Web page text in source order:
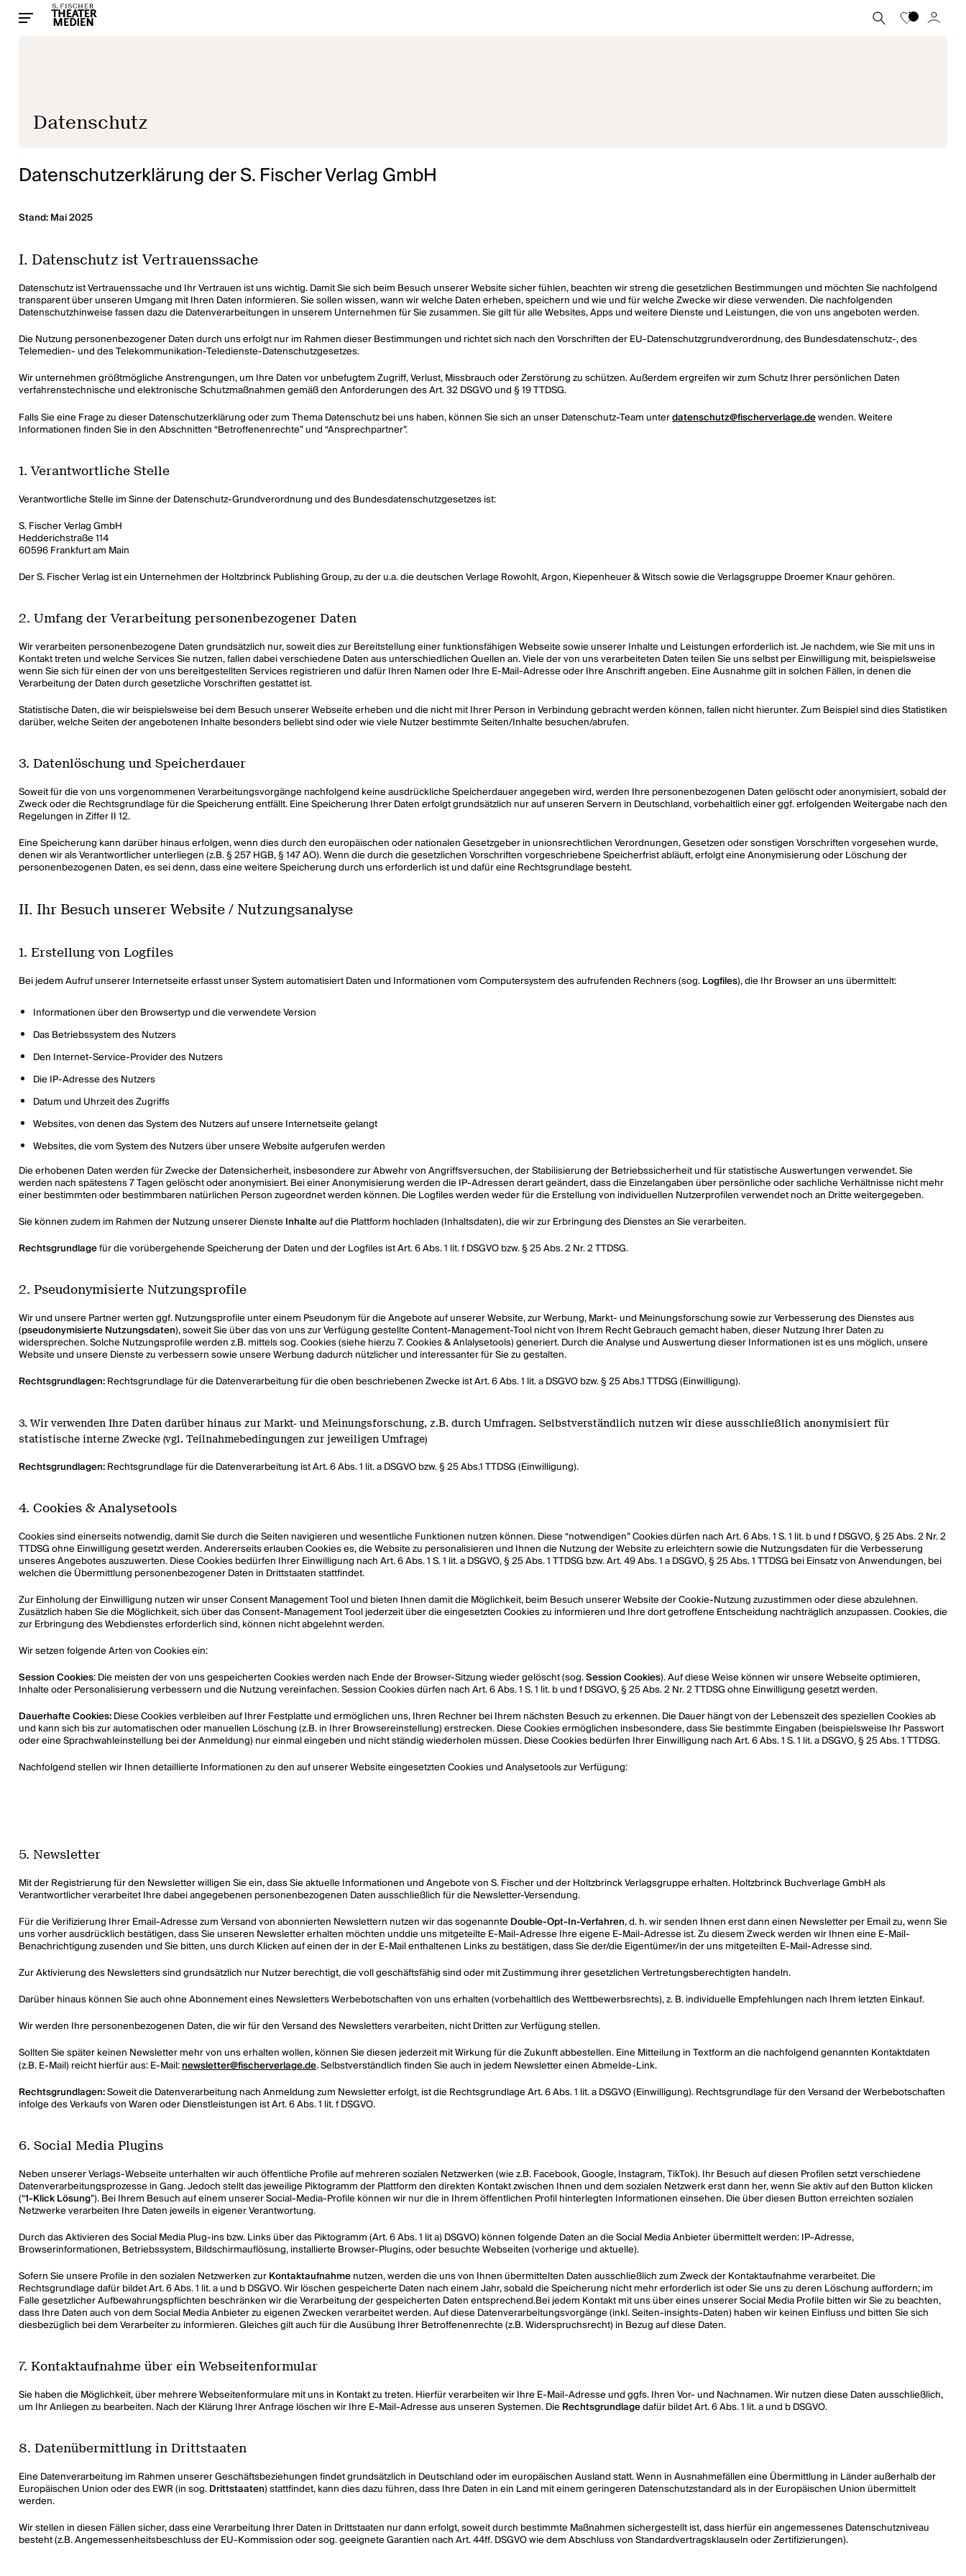
Datenschutz
Datenschutzerklärung der S. Fischer Verlag GmbH
Stand: Mai 2025
I. Datenschutz ist Vertrauenssache
Datenschutz ist Vertrauenssache und Ihr Vertrauen ist uns wichtig. Damit Sie sich beim Besuch unserer Website sicher fühlen, beachten wir streng die gesetzlichen Bestimmungen und möchten Sie nachfolgend
transparent über unseren Umgang mit Ihren Daten informieren. Sie sollen wissen, wann wir welche Daten erheben, speichern und wie und für welche Zwecke wir diese verwenden. Die nachfolgenden
Datenschutzhinweise fassen dazu die Datenverarbeitungen in unserem Unternehmen für Sie zusammen. Sie gilt für alle Websites, Apps und weitere Dienste und Leistungen, die von uns angeboten werden.
Die Nutzung personenbezogener Daten durch uns erfolgt nur im Rahmen dieser Bestimmungen und richtet sich nach den Vorschriften der EU-Datenschutzgrundverordnung, des Bundesdatenschutz-, des
Telemedien- und des Telekommunikation-Teledienste-Datenschutzgesetzes.
Wir unternehmen größtmögliche Anstrengungen, um Ihre Daten vor unbefugtem Zugriff, Verlust, Missbrauch oder Zerstörung zu schützen. Außerdem ergreifen wir zum Schutz Ihrer persönlichen Daten
verfahrenstechnische und elektronische Schutzmaßnahmen gemäß den Anforderungen des Art. 32 DSGVO und § 19 TTDSG.
Falls Sie eine Frage zu dieser Datenschutzerklärung oder zum Thema Datenschutz bei uns haben, können Sie sich an unser Datenschutz-Team unterdatenschutz@fischerverlage.dewenden. Weitere
Informationen finden Sie in den Abschnitten “Betroffenenrechte” und “Ansprechpartner”.
1. Verantwortliche Stelle
Verantwortliche Stelle im Sinne der Datenschutz-Grundverordnung und des Bundesdatenschutzgesetzes ist:
S. Fischer Verlag GmbH
Hedderichstraße 114
60596 Frankfurt am Main
Der S. Fischer Verlag ist ein Unternehmen der Holtzbrinck Publishing Group, zu der u.a. die deutschen Verlage Rowohlt, Argon, Kiepenheuer & Witsch sowie die Verlagsgruppe Droemer Knaur gehören.
2. Umfang der Verarbeitung personenbezogener Daten
Wir verarbeiten personenbezogene Daten grundsätzlich nur, soweit dies zur Bereitstellung einer funktionsfähigen Webseite sowie unserer Inhalte und Leistungen erforderlich ist. Je nachdem, wie Sie mit uns in
Kontakt treten und welche Services Sie nutzen, fallen dabei verschiedene Daten aus unterschiedlichen Quellen an. Viele der von uns verarbeiteten Daten teilen Sie uns selbst per Einwilligung mit, beispielsweise
wenn Sie sich für einen der von uns bereitgestellten Services registrieren und dafür Ihren Namen oder Ihre E-Mail-Adresse oder Ihre Anschrift angeben. Eine Ausnahme gilt in solchen Fällen, in denen die
Verarbeitung der Daten durch gesetzliche Vorschriften gestattet ist.
Statistische Daten, die wir beispielsweise bei dem Besuch unserer Webseite erheben und die nicht mit Ihrer Person in Verbindung gebracht werden können, fallen nicht hierunter. Zum Beispiel sind dies Statistiken
darüber, welche Seiten der angebotenen Inhalte besonders beliebt sind oder wie viele Nutzer bestimmte Seiten/Inhalte besuchen/abrufen.
3. Datenlöschung und Speicherdauer
Soweit für die von uns vorgenommenen Verarbeitungsvorgänge nachfolgend keine ausdrückliche Speicherdauer angegeben wird, werden Ihre personenbezogenen Daten gelöscht oder anonymisiert, sobald der
Zweck oder die Rechtsgrundlage für die Speicherung entfällt. Eine Speicherung Ihrer Daten erfolgt grundsätzlich nur auf unseren Servern in Deutschland, vorbehaltlich einer ggf. erfolgenden Weitergabe nach den
Regelungen in Ziffer II 12.
Eine Speicherung kann darüber hinaus erfolgen, wenn dies durch den europäischen oder nationalen Gesetzgeber in unionsrechtlichen Verordnungen, Gesetzen oder sonstigen Vorschriften vorgesehen wurde,
denen wir als Verantwortlicher unterliegen (z.B. § 257 HGB, § 147 AO). Wenn die durch die gesetzlichen Vorschriften vorgeschriebene Speicherfrist abläuft, erfolgt eine Anonymisierung oder Löschung der
personenbezogenen Daten, es sei denn, dass eine weitere Speicherung durch uns erforderlich ist und dafür eine Rechtsgrundlage besteht.
II. Ihr Besuch unserer Website / Nutzungsanalyse
1. Erstellung von Logfiles
Bei jedem Aufruf unserer Internetseite erfasst unser System automatisiert Daten und Informationen vom Computersystem des aufrufenden Rechners (sog.Logfiles), die Ihr Browser an uns übermittelt:
Informationen über den Browsertyp und die verwendete Version
Das Betriebssystem des Nutzers
Den Internet-Service-Provider des Nutzers
Die IP-Adresse des Nutzers
Datum und Uhrzeit des Zugriffs
Websites, von denen das System des Nutzers auf unsere Internetseite gelangt
Websites, die vom System des Nutzers über unsere Website aufgerufen werden
Die erhobenen Daten werden für Zwecke der Datensicherheit, insbesondere zur Abwehr von Angriffsversuchen, der Stabilisierung der Betriebssicherheit und für statistische Auswertungen verwendet. Sie
werden nach spätestens 7 Tagen gelöscht oder anonymisiert. Bei einer Anonymisierung werden die IP-Adressen derart geändert, dass die Einzelangaben über persönliche oder sachliche Verhältnisse nicht mehr
einer bestimmten oder bestimmbaren natürlichen Person zugeordnet werden können. Die Logfiles werden weder für die Erstellung von individuellen Nutzerprofilen verwendet noch an Dritte weitergegeben.
Sie können zudem im Rahmen der Nutzung unserer DiensteInhalteauf die Plattform hochladen (Inhaltsdaten), die wir zur Erbringung des Dienstes an Sie verarbeiten.
Rechtsgrundlagefür die vorübergehende Speicherung der Daten und der Logfiles ist Art. 6 Abs. 1 lit. f DSGVO bzw. § 25 Abs. 2 Nr. 2 TTDSG.
2. Pseudonymisierte Nutzungsprofile
Wir und unsere Partner werten ggf. Nutzungsprofile unter einem Pseudonym für die Angebote auf unserer Website, zur Werbung, Markt- und Meinungsforschung sowie zur Verbesserung des Dienstes aus
(pseudonymisierte Nutzungsdaten), soweit Sie über das von uns zur Verfügung gestellte Content-Management-Tool nicht von Ihrem Recht Gebrauch gemacht haben, dieser Nutzung Ihrer Daten zu
widersprechen. Solche Nutzungsprofile werden z.B. mittels sog. Cookies (siehe hierzu 7. Cookies & Anlalysetools) generiert. Durch die Analyse und Auswertung dieser Informationen ist es uns möglich, unsere
Website und unsere Dienste zu verbessern sowie unsere Werbung dadurch nützlicher und interessanter für Sie zu gestalten.
Rechtsgrundlagen:Rechtsgrundlage für die Datenverarbeitung für die oben beschriebenen Zwecke ist Art. 6 Abs. 1 lit. a DSGVO bzw. § 25 Abs.1 TTDSG (Einwilligung).
3. Wir verwenden Ihre Daten darüber hinaus zurMarkt- und Meinungsforschung, z.B. durch Umfragen. Selbstverständlich nutzen wir diese ausschließlich anonymisiert für
statistische interne Zwecke (vgl. Teilnahmebedingungen zur jeweiligen Umfrage)
Rechtsgrundlagen:Rechtsgrundlage für die Datenverarbeitung ist Art. 6 Abs. 1 lit. a DSGVO bzw. § 25 Abs.1 TTDSG (Einwilligung).
4. Cookies & Analysetools
Cookies sind einerseits notwendig, damit Sie durch die Seiten navigieren und wesentliche Funktionen nutzen können. Diese “notwendigen” Cookies dürfen nach Art. 6 Abs. 1 S. 1 lit. b und f DSGVO, § 25 Abs. 2 Nr. 2
TTDSG ohne Einwilligung gesetzt werden. Andererseits erlauben Cookies es, die Website zu personalisieren und Ihnen die Nutzung der Website zu erleichtern sowie die Nutzungsdaten für die Verbesserung
unseres Angebotes auszuwerten. Diese Cookies bedürfen Ihrer Einwilligung nach Art. 6 Abs. 1 S. 1 lit. a DSGVO, § 25 Abs. 1 TTDSG bzw. Art. 49 Abs. 1 a DSGVO, § 25 Abs. 1 TTDSG bei Einsatz von Anwendungen, bei
welchen die Übermittlung personenbezogener Daten in Drittstaaten stattfindet.
Zur Einholung der Einwilligung nutzen wir unser Consent Management Tool und bieten Ihnen damit die Möglichkeit, beim Besuch unserer Website der Cookie-Nutzung zuzustimmen oder diese abzulehnen.
Zusätzlich haben Sie die Möglichkeit, sich über das Consent-Management Tool jederzeit über die eingesetzten Cookies zu informieren und Ihre dort getroffene Entscheidung nachträglich anzupassen. Cookies, die
zur Erbringung des Webdienstes erforderlich sind, können nicht abgelehnt werden.
Wir setzen folgende Arten von Cookies ein:
Session Cookies: Die meisten der von uns gespeicherten Cookies werden nach Ende der Browser-Sitzung wieder gelöscht (sog.Session Cookies). Auf diese Weise können wir unsere Webseite optimieren,
Inhalte oder Personalisierung verbessern und die Nutzung vereinfachen. Session Cookies dürfen nach Art. 6 Abs. 1 S. 1 lit. b und f DSGVO, § 25 Abs. 2 Nr. 2 TTDSG ohne Einwilligung gesetzt werden.
Dauerhafte Cookies:Diese Cookies verbleiben auf Ihrer Festplatte und ermöglichen uns, Ihren Rechner bei Ihrem nächsten Besuch zu erkennen. Die Dauer hängt von der Lebenszeit des speziellen Cookies ab
und kann sich bis zur automatischen oder manuellen Löschung (z.B. in Ihrer Browsereinstellung) erstrecken. Diese Cookies ermöglichen insbesondere, dass Sie bestimmte Eingaben (beispielsweise Ihr Passwort
oder eine Sprachwahleinstellung bei der Anmeldung) nur einmal eingeben und nicht ständig wiederholen müssen. Diese Cookies bedürfen Ihrer Einwilligung nach Art. 6 Abs. 1 S. 1 lit. a DSGVO, § 25 Abs. 1 TTDSG.
Nachfolgend stellen wir Ihnen detaillierte Informationen zu den auf unserer Website eingesetzten Cookies und Analysetools zur Verfügung:
5. Newsletter
Mit der Registrierung für den Newsletter willigen Sie ein, dass Sie aktuelle Informationen und Angebote von S. Fischer und der Holtzbrinck Verlagsgruppe erhalten. Holtzbrinck Buchverlage GmbH als
Verantwortlicher verarbeitet Ihre dabei angegebenen personenbezogenen Daten ausschließlich für die Newsletter-Versendung.
Für die Verifizierung Ihrer Email-Adresse zum Versand von abonnierten Newslettern nutzen wir das sogenannteDouble-Opt-In-Verfahren, d. h. wir senden Ihnen erst dann einen Newsletter per Email zu, wenn Sie
uns vorher ausdrücklich bestätigen, dass Sie unseren Newsletter erhalten möchten unddie uns mitgeteilte E-Mail-Adresse Ihre eigene E-Mail-Adresse ist. Zu diesem Zweck werden wir Ihnen eine E-Mail-
Benachrichtigung zusenden und Sie bitten, uns durch Klicken auf einen der in der E-Mail enthaltenen Links zu bestätigen, dass Sie der/die Eigentümer/in der uns mitgeteilten E-Mail-Adresse sind.
Zur Aktivierung des Newsletters sind grundsätzlich nur Nutzer berechtigt, die voll geschäftsfähig sind oder mit Zustimmung ihrer gesetzlichen Vertretungsberechtigten handeln.
Darüber hinaus können Sie auch ohne Abonnement eines Newsletters Werbebotschaften von uns erhalten (vorbehaltlich des Wettbewerbsrechts), z. B. individuelle Empfehlungen nach Ihrem letzten Einkauf.
Wir werden Ihre personenbezogenen Daten, die wir für den Versand des Newsletters verarbeiten, nicht Dritten zur Verfügung stellen.
Sollten Sie später keinen Newsletter mehr von uns erhalten wollen, können Sie diesen jederzeit mit Wirkung für die Zukunft abbestellen. Eine Mitteilung in Textform an die nachfolgend genannten Kontaktdaten
(z.B. E-Mail) reicht hierfür aus: E-Mail:newsletter@fischerverlage.de. Selbstverständlich finden Sie auch in jedem Newsletter einen Abmelde-Link.
Rechtsgrundlagen:Soweit die Datenverarbeitung nach Anmeldung zum Newsletter erfolgt, ist die Rechtsgrundlage Art. 6 Abs. 1 lit. a DSGVO (Einwilligung). Rechtsgrundlage für den Versand der Werbebotschaften
infolge des Verkaufs von Waren oder Dienstleistungen ist Art. 6 Abs. 1 lit. f DSGVO.
6. Social Media Plugins
Neben unserer Verlags-Webseite unterhalten wir auch öffentliche Profile auf mehreren sozialen Netzwerken (wie z.B. Facebook, Google, Instagram, TikTok). Ihr Besuch auf diesen Profilen setzt verschiedene
Datenverarbeitungsprozesse in Gang. Jedoch stellt das jeweilige Piktogramm der Plattform den direkten Kontakt zwischen Ihnen und dem sozialen Netzwerk erst dann her, wenn Sie aktiv auf den Button klicken
(“1-Klick Lösung”). Bei Ihrem Besuch auf einem unserer Social-Media-Profile können wir nur die in Ihrem öffentlichen Profil hinterlegten Informationen einsehen. Die über diesen Button erreichten sozialen
Netzwerke verarbeiten Ihre Daten jeweils in eigener Verantwortung.
Durch das Aktivieren des Social Media Plug-ins bzw. Links über das Piktogramm (Art. 6 Abs. 1 lit a) DSGVO) können folgende Daten an die Social Media Anbieter übermittelt werden: IP-Adresse,
Browserinformationen, Betriebssystem, Bildschirmauflösung, installierte Browser-Plugins, oder besuchte Webseiten (vorherige und aktuelle).
Sofern Sie unsere Profile in den sozialen Netzwerken zurKontaktaufnahmenutzen, werden die uns von Ihnen übermittelten Daten ausschließlich zum Zweck der Kontaktaufnahme verarbeitet. Die
Rechtsgrundlage dafür bildet Art. 6 Abs. 1 lit. a und b DSGVO. Wir löschen gespeicherte Daten nach einem Jahr, sobald die Speicherung nicht mehr erforderlich ist oder Sie uns zu deren Löschung auffordern; im
Falle gesetzlicher Aufbewahrungspflichten beschränken wir die Verarbeitung der gespeicherten Daten entsprechend.Bei jedem Kontakt mit uns über eines unserer Social Media Profile bitten wir Sie zu beachten,
dass Ihre Daten auch von dem Social Media Anbieter zu eigenen Zwecken verarbeitet werden. Auf diese Datenverarbeitungsvorgänge (inkl. Seiten-insights-Daten) haben wir keinen Einfluss und bitten Sie sich
diesbezüglich bei dem Verarbeiter zu informieren. Gleiches gilt auch für die Ausübung Ihrer Betroffenenrechte (z.B. Widerspruchsrecht) in Bezug auf diese Daten.
7. Kontaktaufnahme über ein Webseitenformular
Sie haben die Möglichkeit, über mehrere Webseitenformulare mit uns in Kontakt zu treten. Hierfür verarbeiten wir Ihre E-Mail-Adresse und ggfs. Ihren Vor- und Nachnamen. Wir nutzen diese Daten ausschließlich,
um Ihr Anliegen zu bearbeiten. Nach der Klärung Ihrer Anfrage löschen wir Ihre E-Mail-Adresse aus unseren Systemen. DieRechtsgrundlagedafür bildet Art. 6 Abs. 1 lit. a und b DSGVO.
8. Datenübermittlung in Drittstaaten
Eine Datenverarbeitung im Rahmen unserer Geschäftsbeziehungen findet grundsätzlich in Deutschland oder im europäischen Ausland statt. Wenn in Ausnahmefällen eine Übermittlung in Länder außerhalb der
Europäischen Union oder des EWR (in sog.Drittstaaten) stattfindet, kann dies dazu führen, dass Ihre Daten in ein Land mit einem geringeren Datenschutzstandard als in der Europäischen Union übermittelt
werden.
Wir stellen in diesen Fällen sicher, dass eine Verarbeitung Ihrer Daten in Drittstaaten nur dann erfolgt, soweit durch bestimmte Maßnahmen sichergestellt ist, dass hierfür ein angemessenes Datenschutzniveau
besteht (z.B. Angemessenheitsbeschluss der EU-Kommission oder sog. geeignete Garantien nach Art. 44ff. DSGVO wie dem Abschluss von Standardvertragsklauseln oder Zertifizierungen).